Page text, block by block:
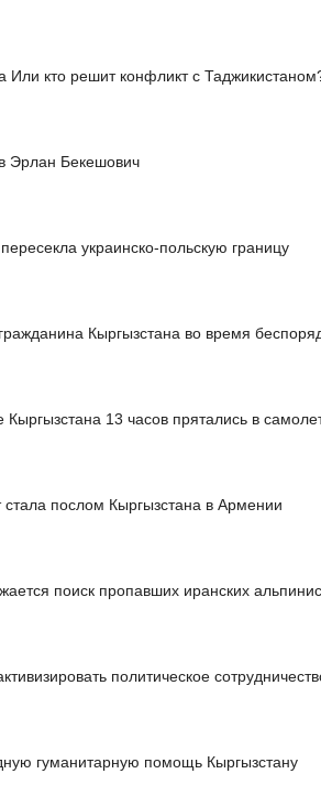
кто решит конфликт с
Эрлан Бекешович
украинско-польскую границу
Кыргызстана во время
13 часов прятались в
послом Кыргызстана в Армении
поиск пропавших иранских
политическое
гуманитарную помощь Кыргызстану